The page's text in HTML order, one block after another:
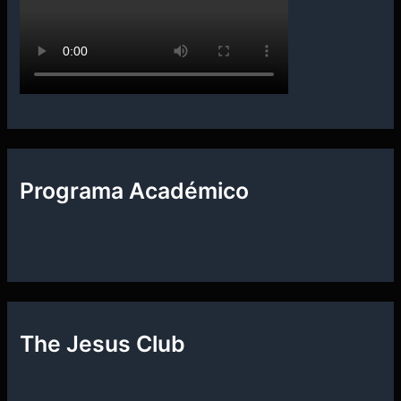
Programa Académico
The Jesus Club